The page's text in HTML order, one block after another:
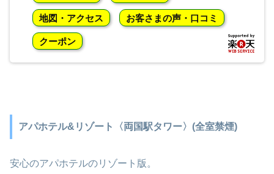
地図・アクセス お客さまの声・口コミ
クーポン
アパホテル&リゾート〈両国駅タワー〉(全室禁煙)
安心のアパホテルのリゾート版。